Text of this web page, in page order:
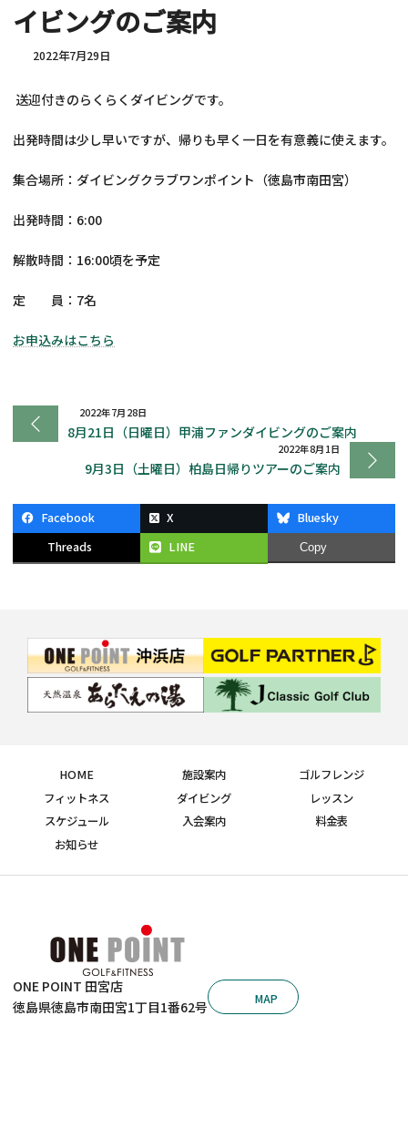
イビングのご案内
2022年7月29日
送迎付きのらくらくダイビングです。
出発時間は少し早いですが、帰りも早く一日を有意義に使えます。
集合場所：ダイビングクラブワンポイント（徳島市南田宮）
出発時間：6:00
解散時間：16:00頃を予定
定 員：7名
お申込みはこちら
2022年7月28日
8月21日（日曜日）甲浦ファンダイビングのご案内
2022年8月1日
9月3日（土曜日）柏島日帰りツアーのご案内
Facebook X
Bluesky
Threads
LINE Copy
HOME 施設案内
ゴルフレンジ
フィットネス
ダイビング
レッスン
スケジュール
入会案内
料金表
お知らせ
ONE POINT 田宮店
徳島県徳島市南田宮1丁目1番62号
MAP